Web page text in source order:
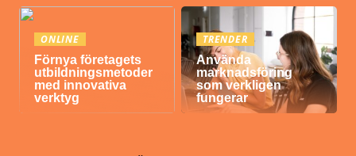
ONLINE
Förnya företagets
utbildningsmetoder
med innovativa
verktyg
TRENDER
Använda
marknadsföring
som verkligen
fungerar